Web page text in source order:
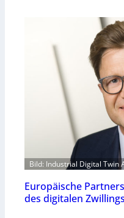
Bild: Industrial Digital Twin
Europäische
des digitalen Zwillings